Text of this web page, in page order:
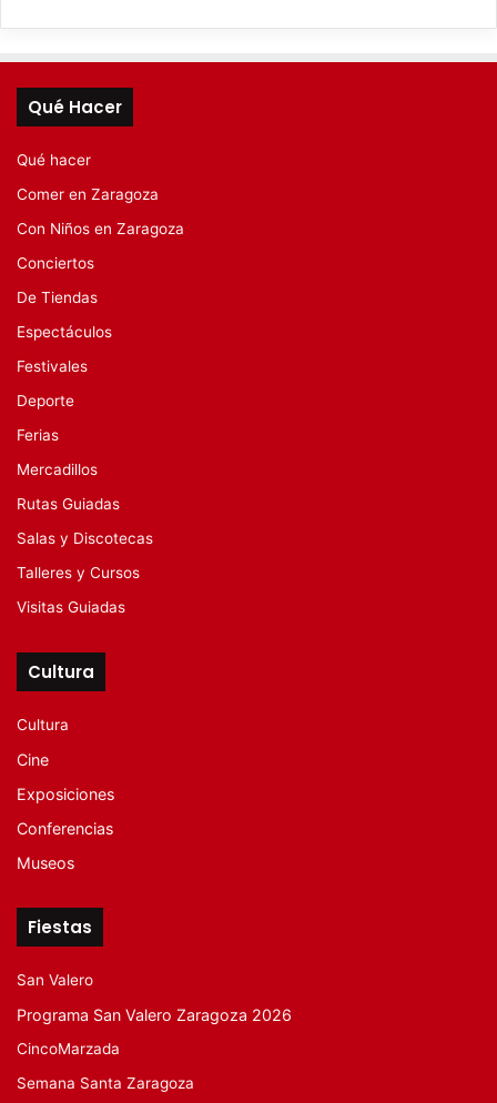
Qué Hacer
Qué hacer
Comer en Zaragoza
Con Niños en Zaragoza
Conciertos
De Tiendas
Espectáculos
Festivales
Deporte
Ferias
Mercadillos
Rutas Guiadas
Salas y Discotecas
Talleres y Cursos
Visitas Guiadas
Cultura
Cultura
Cine
Exposiciones
Conferencias
Museos
Fiestas
San Valero
Programa San Valero Zaragoza 2026
CincoMarzada
Semana Santa Zaragoza